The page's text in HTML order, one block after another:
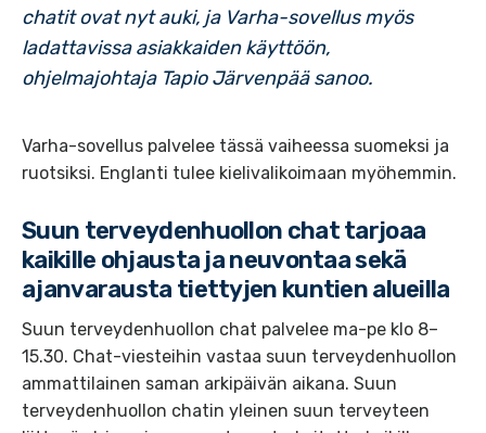
chatit ovat nyt auki, ja Varha-sovellus myös
ladattavissa asiakkaiden käyttöön,
ohjelmajohtaja Tapio Järvenpää sanoo.
Varha-sovellus palvelee tässä vaiheessa suomeksi ja
ruotsiksi. Englanti tulee kielivalikoimaan myöhemmin.
Suun terveydenhuollon chat tarjoaa
kaikille ohjausta ja neuvontaa sekä
ajanvarausta tiettyjen kuntien alueilla
Suun terveydenhuollon chat palvelee ma-pe klo 8–
15.30. Chat-viesteihin vastaa suun terveydenhuollon
ammattilainen saman arkipäivän aikana. Suun
terveydenhuollon chatin yleinen suun terveyteen